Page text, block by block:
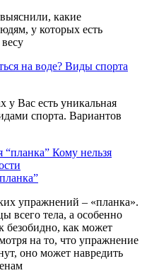
какие
у которых есть
на воде? Виды спорта
у Вас есть уникальная
спорта. Вариантов
Кому нельзя
упражнений – «планка».
тела, а особенно
безобидно, как может
на то, что упражнение
оно может навредить